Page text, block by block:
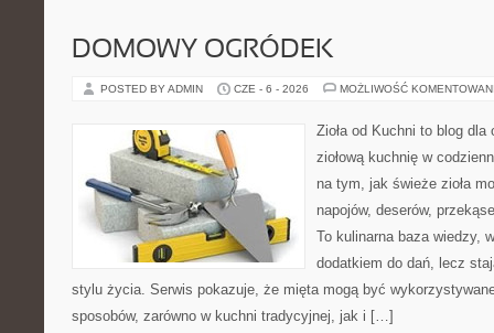
DOMOWY OGRÓDEK
POSTED BY ADMIN CZE - 6 - 2026 MOŻLIWOŚĆ
Zioła od Kuchni to blog
ziołową kuchnię w
na tym, jak świeże zioła
napojów, deserów,
To kulinarna baza wiedzy,
dodatkiem do dań, lecz
stylu życia. Serwis pokazuje, że mięta mogą być
sposobów, zarówno w kuchni tradycyjnej, jak i […]